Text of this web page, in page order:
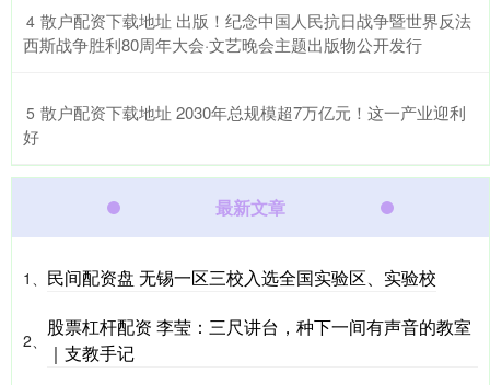
4 ​散户配资下载地址 出版！纪念中国人民抗日战争暨世界反法
西斯战争胜利80周年大会·文艺晚会主题出版物公开发行
5 ​散户配资下载地址 2030年总规模超7万亿元！这一产业迎利
好
最新文章
1、 民间配资盘 无锡一区三校入选全国实验区、实验校
2、
股票杠杆配资 李莹：三尺讲台，种下一间有声音的教室
｜支教手记